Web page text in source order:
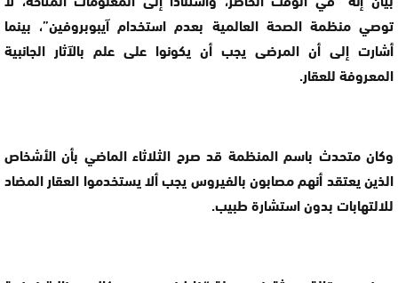
توصي منظمة الصحة العالمية بعدم استخدام آيبوبروفين”، بينما
أشارت إلى أن المرضى يجب أن يكونوا على علم بالآثار الجانبية
المعروفة للعقار.
وكان متحدث باسم المنظمة قد صرح الثلاثاء الماضي بأن الأشخاص
الذين يعتقد أنهم مصابون بالفيروس يجب ألا يستخدموا العقار المضاد
للالتهابات بدون استشارة طبيب.